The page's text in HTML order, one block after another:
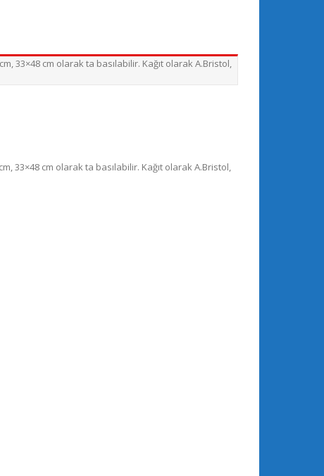
33×48 cm olarak ta basılabilir. Kağıt olarak A.Bristol,
33×48 cm olarak ta basılabilir. Kağıt olarak A.Bristol,